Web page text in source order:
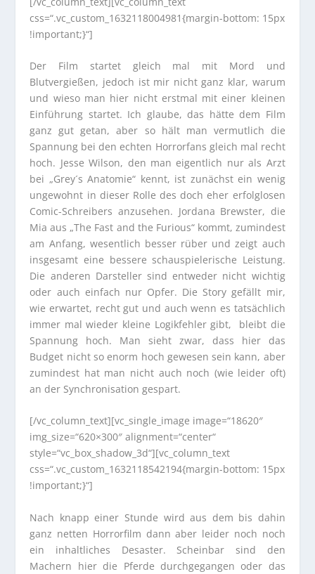
css=“.vc_custom_1632118004981{margin-bottom: 15px
!important;}“]
Der Film startet gleich mal mit Mord und
Blutvergießen, jedoch ist mir nicht ganz klar, warum
und wieso man hier nicht erstmal mit einer kleinen
Einführung startet. Ich glaube, das hätte dem Film
ganz gut getan, aber so hält man vermutlich die
Spannung bei den echten Horrorfans gleich mal recht
hoch. Jesse Wilson, den man eigentlich nur als Arzt
bei „Grey´s Anatomie“ kennt, ist zunächst ein wenig
ungewohnt in dieser Rolle des doch eher erfolglosen
Comic-Schreibers anzusehen. Jordana Brewster, die
Mia aus „The Fast and the Furious“ kommt, zumindest
am Anfang, wesentlich besser rüber und zeigt auch
insgesamt eine bessere schauspielerische Leistung.
Die anderen Darsteller sind entweder nicht wichtig
oder auch einfach nur Opfer. Die Story gefällt mir,
wie erwartet, recht gut und auch wenn es tatsächlich
immer mal wieder kleine Logikfehler gibt, bleibt die
Spannung hoch. Man sieht zwar, dass hier das
Budget nicht so enorm hoch gewesen sein kann, aber
zumindest hat man nicht auch noch (wie leider oft)
an der Synchronisation gespart.
[/vc_column_text][vc_single_image image=“18620″
img_size=“620×300″ alignment=“center“
style=“vc_box_shadow_3d“][vc_column_text
css=“.vc_custom_1632118542194{margin-bottom: 15px
!important;}“]
Nach knapp einer Stunde wird aus dem bis dahin
ganz netten Horrorfilm dann aber leider noch noch
ein inhaltliches Desaster. Scheinbar sind den
Machern hier die Pferde durchgegangen oder das